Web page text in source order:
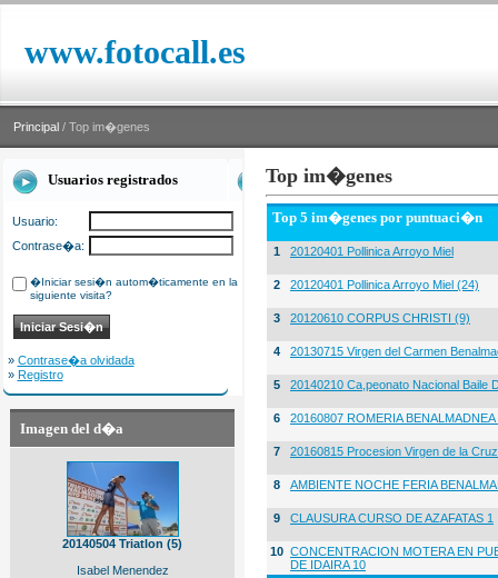
www.fotocall.es
Principal / Top im�genes
Usuarios registrados
Usuario:
Contrase�a:
�Iniciar sesi�n autom�ticamente en la
siguiente visita?
» Contrase�a olvidada
» Registro
Imagen del d�a
20140504 Triatlon (5)
Isabel Menendez
Top im�genes
Top 5 im�genes por puntuaci�n
1 20120401 Pollinica Arroyo Miel
2 20120401 Pollinica Arroyo Miel (24)
3 20120610 CORPUS CHRISTI (9)
4 20130715 Virgen del Carmen
5 20140210 Ca,peonato Nacional Baile
6 20160807 ROMERIA
7 20160815 Procesion Virgen de la
8 AMBIENTE NOCHE FERIA
9 CLAUSURA CURSO DE AZAFATAS 1
10 CONCENTRACION MOTERA EN
DE IDAIRA 10